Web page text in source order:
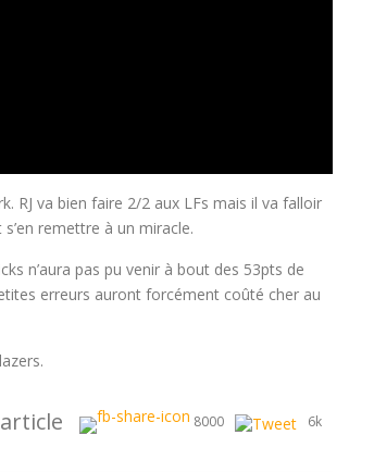
RJ va bien faire 2/2 aux LFs mais il va falloir
remettre à un miracle.
n’aura pas pu venir à bout des 53pts de
erreurs auront forcément coûté cher au
8000 6k